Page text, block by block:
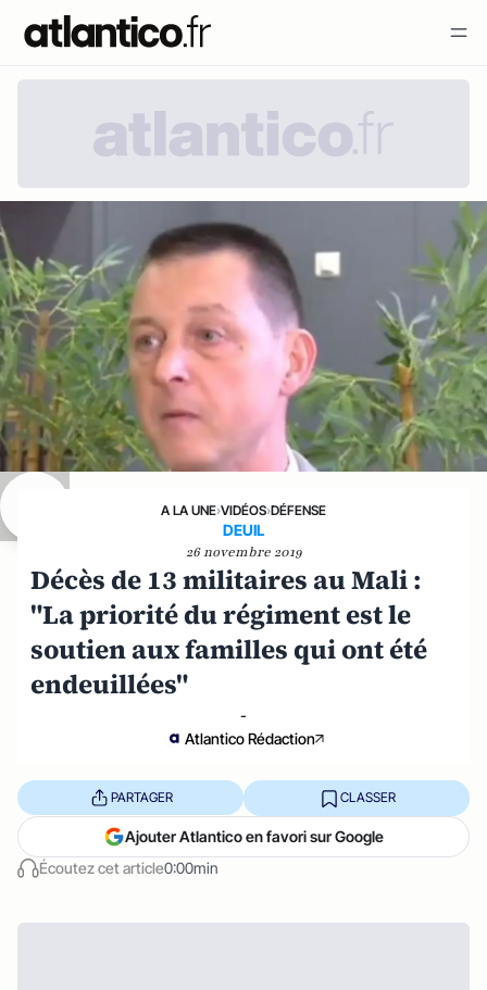
A LA UNE›VIDÉOS›DÉFENSE
DEUIL
26 novembre 2019
Décès de 13 militaires au Mali :
"La priorité du régiment est le
soutien aux familles qui ont été
endeuillées"
-
Atlantico Rédaction
Écoutez cet article0:00min
PARTAGER CLASSER
Ajouter Atlantico en favori sur Google